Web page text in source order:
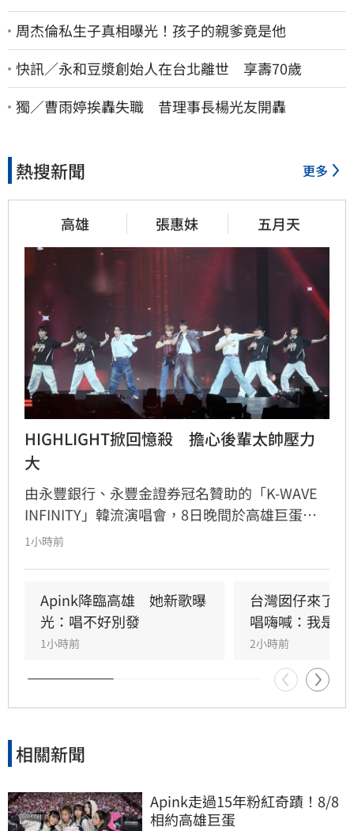
周杰倫私生子真相曝光！孩子的親爹竟是他
快訊／永和豆漿創始人在台北離世 享壽70歲
獨／曹雨婷挨轟失職 昔理事長楊光友開轟
熱搜新聞 更多
高雄 張惠妹 五月天
HIGHLIGHT掀回憶殺　擔心後輩太帥壓力
大
由永豐銀行、永豐金證券冠名贊助的「K-WAVE
INFINITY」韓流演唱會，8日晚間於高雄巨蛋熱
力開唱，集結NEWBEAT、FLARE U、CRAVITY、
熱情應援，尖叫與歡呼聲一路未停，最後由
HIGHLIGHT壓軸接管舞台，將現場氣氛推向最高
潮。
1小時前
Apink降臨高雄　她新歌曝
光：唱不好別發
1小時前
台灣囡仔來了
唱嗨喊：我是誰
2小時前
相關新聞
Apink走過15年粉紅奇蹟！8/8
相約高雄巨蛋